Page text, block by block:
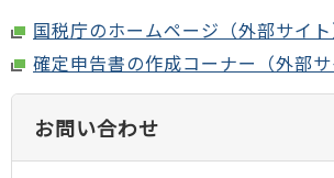
国税庁のホームページ（外部サイト
確定申告書の作成コーナー（外部サ
お問い合わせ